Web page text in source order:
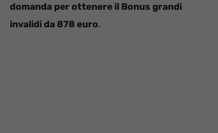
domanda per ottenere il Bonus grandi
invalidi da 878 euro.